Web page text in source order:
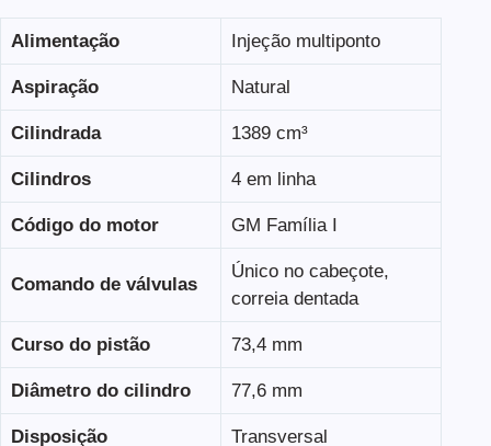
Alimentação Injeção multiponto
Aspiração Natural
Cilindrada 1389 cm³
Cilindros 4 em linha
Código do motor GM Família I
Comando de válvulas
Único no cabeçote,
correia dentada
Curso do pistão 73,4 mm
Diâmetro do cilindro 77,6 mm
Disposição Transversal